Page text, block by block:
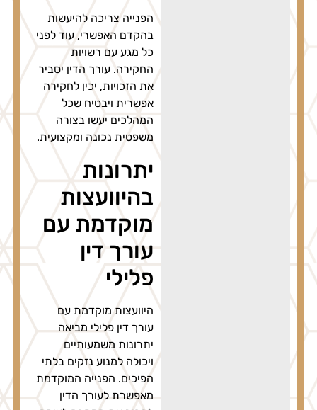
הפנייה צריכה להיעשות
בהקדם האפשרי, עוד לפני
כל מגע עם רשויות
החקירה. עורך הדין יסביר
את הזכויות, יכין לחקירה
אפשרית ויבטיח שכל
המהלכים יעשו בצורה
משפטית נכונה ומקצועית.
יתרונות
בהיוועצות
מוקדמת עם
עורך דין
פלילי
היוועצות מוקדמת עם
עורך דין פלילי מביאה
יתרונות משמעותיים
ויכולה למנוע נזקים בלתי
הפיכים. הפנייה המוקדמת
מאפשרת לעורך הדין